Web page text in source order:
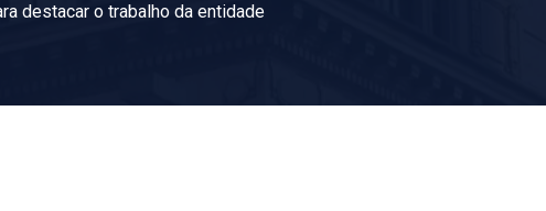
destacar o trabalho da entidade